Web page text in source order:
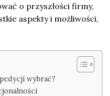
o przyszłości firmy,
aspekty i możliwości,
wybrać?